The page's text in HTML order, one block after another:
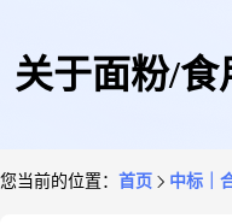
关于面粉/食
您当前的位置： 首页 中标｜